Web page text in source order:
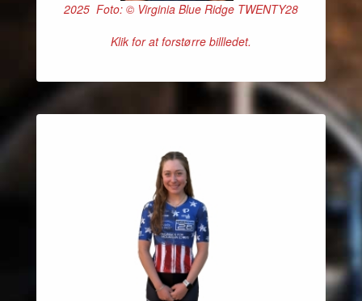
2025 Foto: © Virginia Blue Ridge TWENTY28
Klik for at forstørre billledet.